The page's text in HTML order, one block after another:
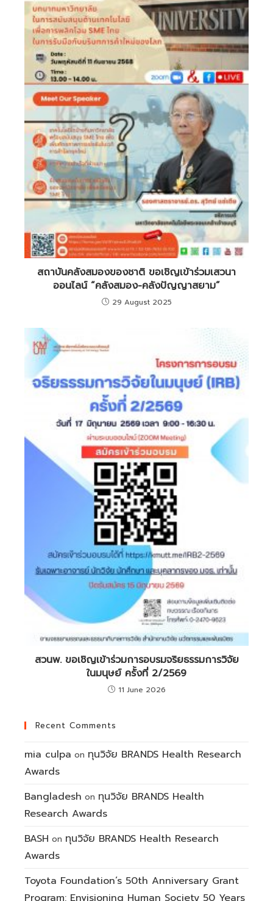
สถาบันคลังสมองของชาติ ขอเชิญเข้าร่วมเสวนา
ออนไลน์ “คลังสมอง-คลังปัญญาสยาม”
29 August 2025
สวนพ. ขอเชิญเข้าร่วมการอบรมจริยธรรมการวิจัย
ในมนุษย์ ครั้งที่ 2/2569
11 June 2026
Recent Comments
mia culpa on ทุนวิจัย BRANDS Health Research
Awards
Bangladesh on ทุนวิจัย BRANDS Health
Research Awards
BASH on ทุนวิจัย BRANDS Health Research
Awards
Toyota Foundation’s 50th Anniversary Grant
Program: Envisioning Human Society 50 Years